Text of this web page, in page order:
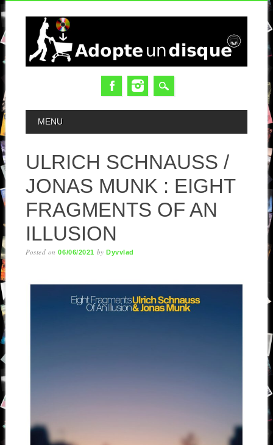
MAIN MENU
MENU
ULRICH SCHNAUSS /
JONAS MUNK : EIGHT
FRAGMENTS OF AN
ILLUSION
Posted on06/06/2021 byDyvvlad